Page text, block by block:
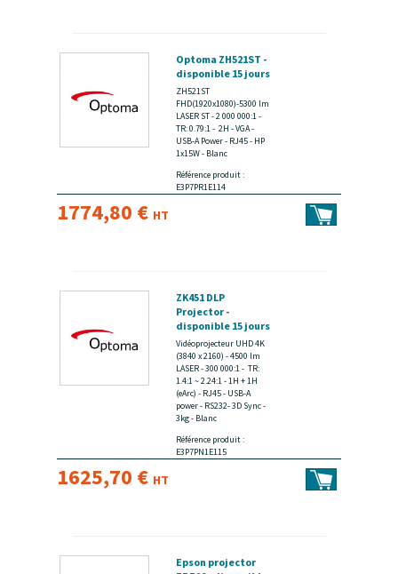
Optoma ZH521ST -
disponible 15 jours
ZH521ST
FHD(1920x1080)-5300 lm
LASER ST - 2 000 000:1 -
TR: 0.79:1 - 2H - VGA -
USB-A Power - RJ45 - HP
1x15W - Blanc
Référence produit :
E3P7PR1E114
1774,80 € HT
ZK451 DLP
Projector -
disponible 15 jours
Vidéoprojecteur UHD 4K
(3840 x 2160) - 4500 lm
LASER - 300 000:1 - TR:
1.4:1 ~ 2.24:1 - 1H + 1H
(eArc) - RJ45 - USB-A
power - RS232- 3D Sync -
3kg - Blanc
Référence produit :
E3P7PN1E115
1625,70 € HT
Epson projector